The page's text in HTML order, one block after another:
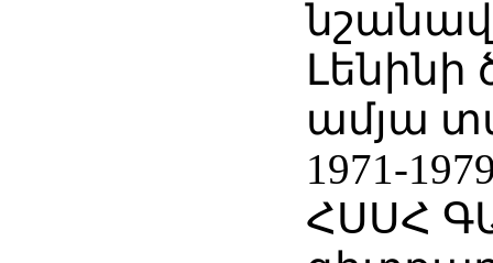
Լենինի
ամյա
1971-
ՀՍՍՀ